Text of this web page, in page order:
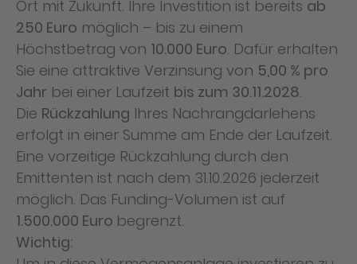
Ort mit Zukunft. Ihre Investition ist bereits ab
250 Euro möglich – bis zu einem
Höchstbetrag von 10.000 Euro. Dafür erhalten
Sie eine attraktive Verzinsung von 5,00 % pro
Jahr bei einer Laufzeit bis zum 30.11.2028.
Die Rückzahlung Ihres Nachrangdarlehens
erfolgt in einer Summe am Ende der Laufzeit.
Eine vorzeitige Rückzahlung durch den
Emittenten ist nach dem 31.10.2026 jederzeit
möglich. Das Funding-Volumen ist auf
1.500.000 Euro begrenzt.
Wichtig: